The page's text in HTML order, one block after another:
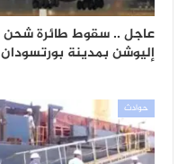
عاجل .. سقوط طائرة شحن
إليوشن بمدينة بورتسودان
حوادث